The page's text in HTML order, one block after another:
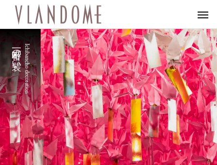
Ichibancho decoration
一番町の装い